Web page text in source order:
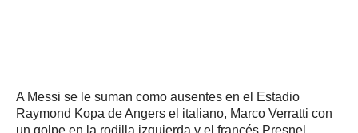
A Messi se le suman como ausentes en el Estadio
Raymond Kopa de Angers el italiano, Marco Verratti con